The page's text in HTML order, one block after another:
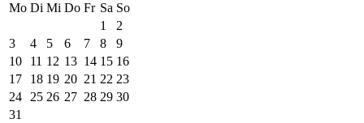
Mo Di Mi Do Fr Sa So
1
2
3
4 5 6 7 8
9
10
11 12 13 14 15 16
17
18 19 20 21 22 23
24 25 26 27 28 29 30
31